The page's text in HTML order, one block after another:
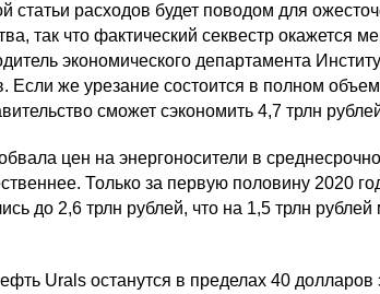
статьи расходов будет поводом для
так что фактический секвестр окажется
экономического департамента
же урезание состоится в полном
сможет сэкономить 4,7 трлн
цен на энергоносители в
Только за первую половину 2020
до 2,6 трлн рублей, что на 1,5 трлн
Urals останутся в пределах 40 долларов